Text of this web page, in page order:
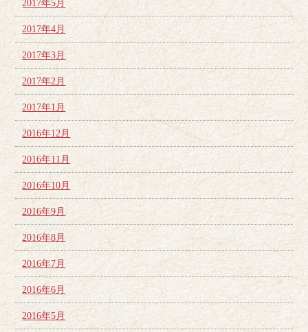
2017年5月
2017年4月
2017年3月
2017年2月
2017年1月
2016年12月
2016年11月
2016年10月
2016年9月
2016年8月
2016年7月
2016年6月
2016年5月